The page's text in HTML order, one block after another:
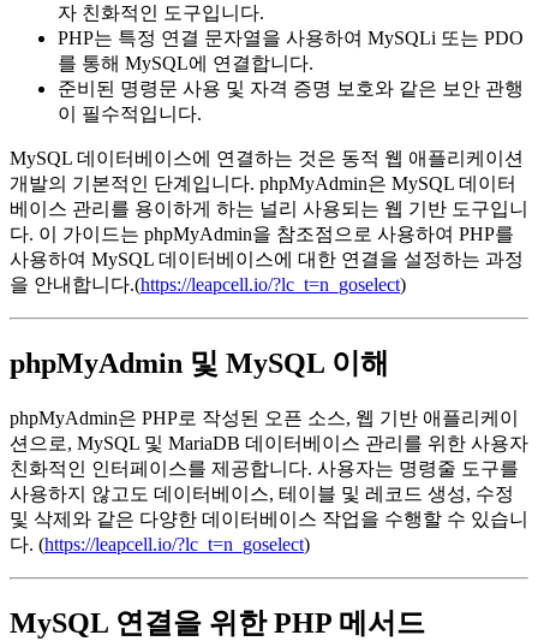
자 친화적인 도구입니다.
PHP는 특정 연결 문자열을 사용하여 MySQLi 또는 PDO
를 통해 MySQL에 연결합니다.
준비된 명령문 사용 및 자격 증명 보호와 같은 보안 관행
이 필수적입니다.
MySQL 데이터베이스에 연결하는 것은 동적 웹 애플리케이션
개발의 기본적인 단계입니다. phpMyAdmin은 MySQL 데이터
베이스 관리를 용이하게 하는 널리 사용되는 웹 기반 도구입니
다. 이 가이드는 phpMyAdmin을 참조점으로 사용하여 PHP를
사용하여 MySQL 데이터베이스에 대한 연결을 설정하는 과정
을 안내합니다.(https://leapcell.io/?lc_t=n_goselect)
phpMyAdmin 및 MySQL 이해
phpMyAdmin은 PHP로 작성된 오픈 소스, 웹 기반 애플리케이
션으로, MySQL 및 MariaDB 데이터베이스 관리를 위한 사용자
친화적인 인터페이스를 제공합니다. 사용자는 명령줄 도구를
사용하지 않고도 데이터베이스, 테이블 및 레코드 생성, 수정
및 삭제와 같은 다양한 데이터베이스 작업을 수행할 수 있습니
다. (https://leapcell.io/?lc_t=n_goselect)
MySQL 연결을 위한 PHP 메서드